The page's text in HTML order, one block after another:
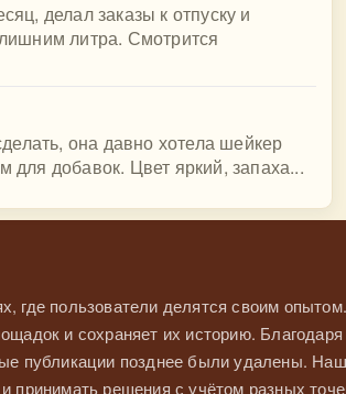
делал заказы к отпуску и
литра. Смотрится
она давно хотела шейкер
добавок. Цвет яркий, запаха...
где пользователи делятся своим
и сохраняет их историю.
публикации позднее были удалены.
принимать решения с учётом разных